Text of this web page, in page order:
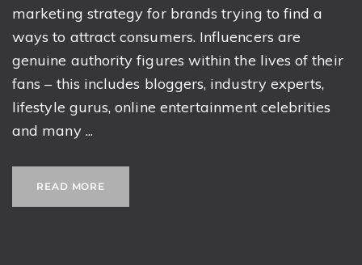
marketing strategy for brands trying to find a
ways to attract consumers. Influencers are
genuine authority figures within the lives of their
fans – this includes bloggers, industry experts,
lifestyle gurus, online entertainment celebrities
and many ...
READ MORE